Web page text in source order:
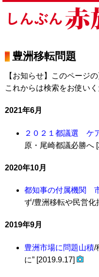
豊洲移転問題
【お知らせ】このページ
これからは検索をお使い
2021年6月
２０２１都議選 ケ
原・尾崎都議必勝へ
2020年10月
都知事の付属機関
ず/豊洲移転や民営化
2019年9月
豊洲市場に問題山積/
に” [2019.9.17]